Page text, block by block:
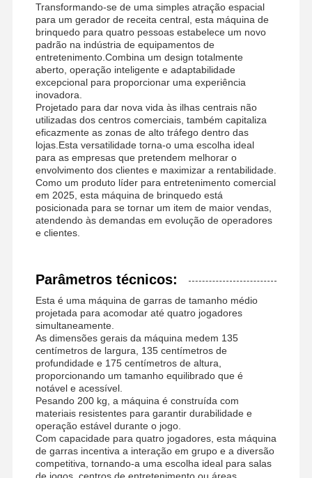
Casa Produtos Vídeos
Quem
Somos
Fábrica
Controle De
Fale
Notícias
Todos Os
Casos
Pedir Um
Orçamento
máquina de jogos para crianças
Máquina de Jogo de Corrida de Carros
Máquina de arquétipo
Máquina de jogo da redenção do bilhete
Transformando-se de uma simples atração espacial
para um gerador de receita central, esta máquina de
brinquedo para quatro pessoas estabelece um novo
padrão na indústria de equipamentos de
entretenimento.Combina um design totalmente
aberto, operação inteligente e adaptabilidade
excepcional para proporcionar uma experiência
inovadora.
Projetado para dar nova vida às ilhas centrais não
utilizadas dos centros comerciais, também capitaliza
eficazmente as zonas de alto tráfego dentro das
lojas.Esta versatilidade torna-o uma escolha ideal
para as empresas que pretendem melhorar o
envolvimento dos clientes e maximizar a rentabilidade.
Como um produto líder para entretenimento comercial
em 2025, esta máquina de brinquedo está
posicionada para se tornar um item de maior vendas,
atendendo às demandas em evolução de operadores
e clientes.
Parâmetros técnicos:
Esta é uma máquina de garras de tamanho médio
projetada para acomodar até quatro jogadores
simultaneamente.
As dimensões gerais da máquina medem 135
centímetros de largura, 135 centímetros de
profundidade e 175 centímetros de altura,
proporcionando um tamanho equilibrado que é
notável e acessível.
Pesando 200 kg, a máquina é construída com
materiais resistentes para garantir durabilidade e
operação estável durante o jogo.
Com capacidade para quatro jogadores, esta máquina
de garras incentiva a interação em grupo e a diversão
competitiva, tornando-a uma escolha ideal para salas
de jogos, centros de entretenimento ou áreas